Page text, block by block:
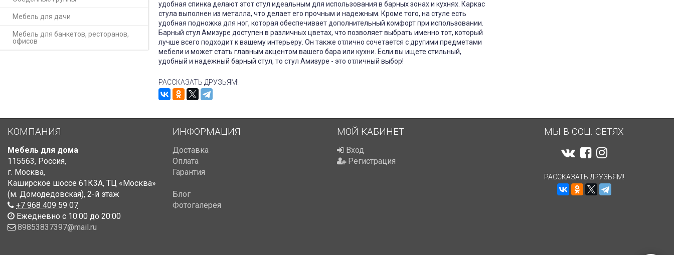
Мебель для дачи
Мебель для банкетов, ресторанов,
офисов
удобная спинка делают этот стул идеальным для использования в барных зонах и кухнях. Каркас
стула выполнен из металла, что делает его прочным и надежным. Кроме того, на стуле есть
удобная подножка для ног, которая обеспечивает дополнительный комфорт при использовании.
Барный стул Амизуре доступен в различных цветах, что позволяет выбрать именно тот, который
лучше всего подходит к вашему интерьеру. Он также отлично сочетается с другими предметами
мебели и может стать главным акцентом вашего бара или кухни. Если вы ищете стильный,
удобный и надежный барный стул, то стул Амизуре - это отличный выбор!
РАССКАЗАТЬ ДРУЗЬЯМ!
КОМПАНИЯ
Мебель для дома
115563, Россия,
г. Москва,
Каширское шоссе 61К3А, ТЦ «Москва»
(м. Домодедовская), 2-й этаж
+7 968 409 59 07
Ежедневно с 10:00 до 20:00
89853837397@mail.ru
ИНФОРМАЦИЯ
Доставка
Оплата
Гарантия
Блог
Фотогалерея
МОЙ КАБИНЕТ
Вход
Регистрация
МЫ В СОЦ. СЕТЯХ
РАССКАЗАТЬ ДРУЗЬЯМ!